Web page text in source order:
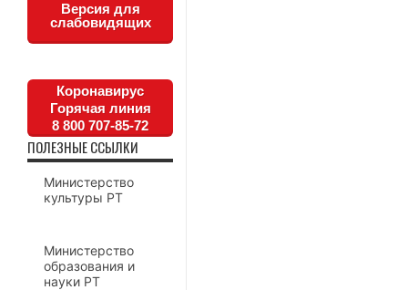
Версия для
слабовидящих
Коронавирус
Горячая линия
8 800 707-85-72
ПОЛЕЗНЫЕ ССЫЛКИ
Министерство
культуры РТ
Министерство
образования и
науки РТ